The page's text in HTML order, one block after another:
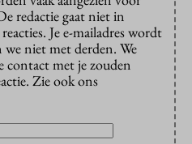
redactie gaat niet in
Je e-mailadres wordt
niet met derden. We
contact met je zouden
Zie ook ons